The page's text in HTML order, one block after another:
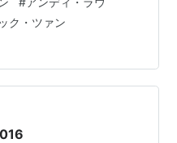
）＜未＞ 出演
出演
ーロン
概 要 キャスト スタ
屋 掲 示 板 ブログサーク
POINT） やる気 …
ク・ツァン